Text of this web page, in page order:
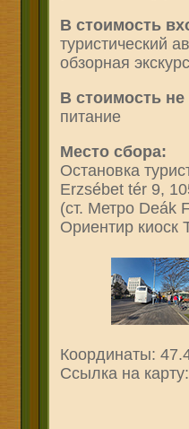
В стоимость
туристический
обзорная
В стоимость не
питание
Место сбора:
Остановка
Erzsébet tér 9,
(ст. Метро Deák
Ориентир киоск
Координаты:
Ссылка на карту: